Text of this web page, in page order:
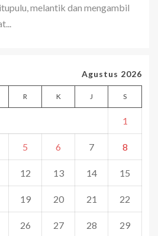
melantik dan mengambil
Agustus 2026
R K J S
1
5 6 7 8
12 13 14 15
19 20 21 22
26 27 28 29